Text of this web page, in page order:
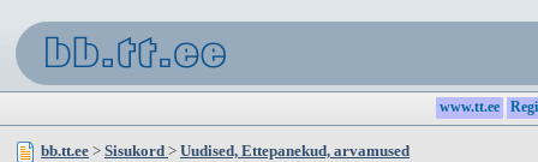
www.tt.ee
bb.tt.ee > Sisukord > Uudised, Ettepanekud, arvamused